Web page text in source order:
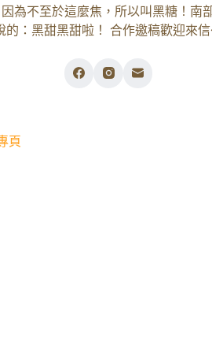
為不至於這麼焦，所以叫黑糖！南
的：黑甜黑甜啦！ 合作邀稿歡迎來信
頁